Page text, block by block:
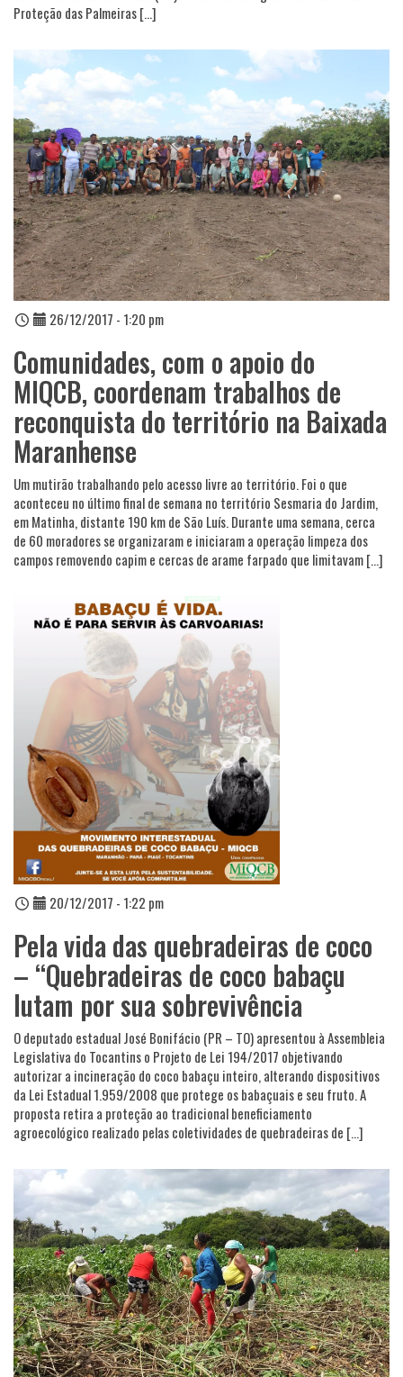
Proteção das Palmeiras […]
26/12/2017 - 1:20 pm
Comunidades, com o apoio do
MIQCB, coordenam trabalhos de
reconquista do território na Baixada
Maranhense
Um mutirão trabalhando pelo acesso livre ao território. Foi o que
aconteceu no último final de semana no território Sesmaria do Jardim,
em Matinha, distante 190 km de São Luís. Durante uma semana, cerca
de 60 moradores se organizaram e iniciaram a operação limpeza dos
campos removendo capim e cercas de arame farpado que limitavam […]
20/12/2017 - 1:22 pm
Pela vida das quebradeiras de coco
– “Quebradeiras de coco babaçu
lutam por sua sobrevivência
O deputado estadual José Bonifácio (PR – TO) apresentou à Assembleia
Legislativa do Tocantins o Projeto de Lei 194/2017 objetivando
autorizar a incineração do coco babaçu inteiro, alterando dispositivos
da Lei Estadual 1.959/2008 que protege os babaçuais e seu fruto. A
proposta retira a proteção ao tradicional beneficiamento
agroecológico realizado pelas coletividades de quebradeiras de […]